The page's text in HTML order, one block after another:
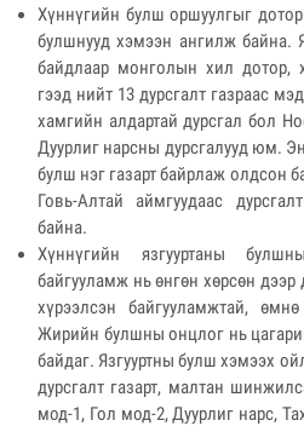
Хүннүгийн булш оршуулгыг
булшнууд хэмээн ангилж байна.
байдлаар монголын хил дотор,
гээд нийт 13 дурсгалт газраас
хамгийн алдартай дурсгал бол
Дуурлиг нарсны дурсгалууд юм.
булш нэг газарт байрлаж олдсон
Говь-Алтай аймгуудаас
байна.
Хүннүгийн язгууртаны
байгууламж нь өнгөн хөрсөн дээр
хүрээлсэн байгууламжтай,
Жирийн булшны онцлог нь
байдаг. Язгууртны булш хэмээх
дурсгалт газарт, малтан
мод-1, Гол мод-2, Дуурлиг нарс,